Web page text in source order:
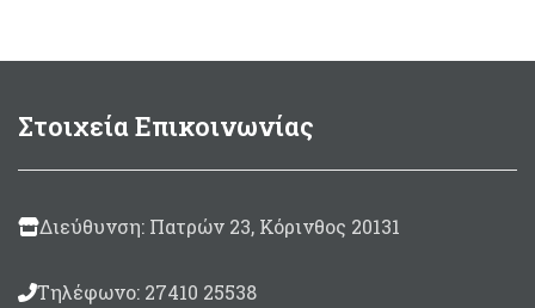
Στοιχεία Επικοινωνίας
Διεύθυνση: Πατρών 23, Κόρινθος 20131
Τηλέφωνο: 27410 25538